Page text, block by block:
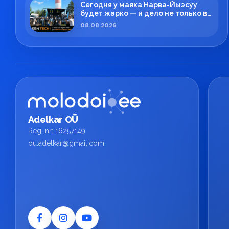
Сегодня у маяка Нарва-Йыэсуу
будет жарко — и дело не только в
летней погоде!
08.08.2026
Adelkar OÜ
Reg. nr: 16257149
ou.adelkar@gmail.com